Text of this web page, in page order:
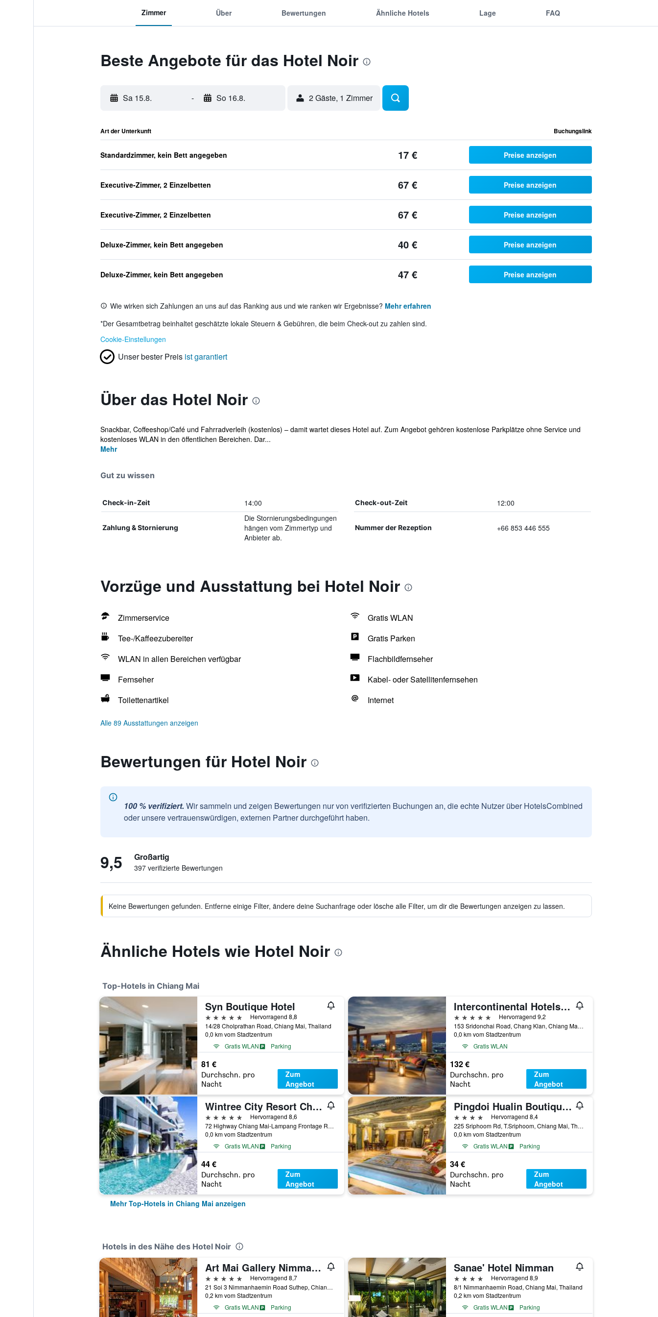
Zimmer Über Bewertungen Ähnliche Hotels Lage FAQ
Beste Angebote für das Hotel Noir
Sa 15.8. - So 16.8. 2 Gäste, 1 Zimmer
Art der Unterkunft Buchungslink
Standardzimmer, kein Bett angegeben 17 € Preise anzeigen
Executive-Zimmer, 2 Einzelbetten 67 € Preise anzeigen
Executive-Zimmer, 2 Einzelbetten 67 € Preise anzeigen
Deluxe-Zimmer, kein Bett angegeben 40 € Preise anzeigen
Deluxe-Zimmer, kein Bett angegeben 47 € Preise anzeigen
Wie wirken sich Zahlungen an uns auf das Ranking aus und wie ranken wir Ergebnisse? Mehr erfahren
*Der Gesamtbetrag beinhaltet geschätzte lokale Steuern & Gebühren, die beim Check-out zu zahlen sind.
Cookie-Einstellungen
Unser bester Preis ist garantiert
Über das Hotel Noir
Snackbar, Coffeeshop/Café und Fahrradverleih (kostenlos) – damit wartet dieses Hotel auf. Zum Angebot gehören kostenlose Parkplätze ohne Service und
kostenloses WLAN in den öffentlichen Bereichen. Dar...
Mehr
Gut zu wissen
Check-in-Zeit 14:00 Check-out-Zeit 12:00
Zahlung & Stornierung
Die Stornierungsbedingungen
hängen vom Zimmertyp und
Anbieter ab.
Nummer der Rezeption +66 853 446 555
Vorzüge und Ausstattung bei Hotel Noir
Zimmerservice
Gratis WLAN
Tee-/Kaffeezubereiter
Gratis Parken
WLAN in allen Bereichen verfügbar
Flachbildfernseher
Fernseher
Kabel- oder Satellitenfernsehen
Toilettenartikel
Internet
Alle 89 Ausstattungen anzeigen
Bewertungen für Hotel Noir
100 % verifiziert. Wir sammeln und zeigen Bewertungen nur von verifizierten Buchungen an, die echte Nutzer über HotelsCombined
oder unsere vertrauenswürdigen, externen Partner durchgeführt haben.
9,5 Großartig
397 verifizierte Bewertungen
Keine Bewertungen gefunden. Entferne einige Filter, ändere deine Suchanfrage oder lösche alle Filter, um dir die Bewertungen anzeigen zu lassen.
Ähnliche Hotels wie Hotel Noir
Top-Hotels in Chiang Mai
Syn Boutique Hotel
5 Sterne
Hervorragend 8,8
14/28 Cholprathan Road, Chiang Mai, Thailand
0,0 km vom Stadtzentrum
Gratis WLAN
Parking
81 €
Durchschn. pro
Nacht
Zum
Angebot
Intercontinental Hotels Chiang Mai The Mae Ping By IHG
5 Sterne
Hervorragend 9,2
153 Sridonchai Road, Chang Klan, Chiang Mai, Thailand
0,0 km vom Stadtzentrum
Gratis WLAN
132 €
Durchschn. pro
Nacht
Zum
Angebot
Wintree City Resort Chiang Mai
5 Sterne
Hervorragend 8,6
72 Highway Chiang Mai-Lampang Frontage Road, Chiang Mai, Thailand
0,0 km vom Stadtzentrum
Gratis WLAN
Parking
44 €
Durchschn. pro
Nacht
Zum
Angebot
Pingdoi Hualin Boutique Hotel
4 Sterne
Hervorragend 8,4
225 Sriphoom Rd, T.Sriphoom, Chiang Mai, Thailand
0,0 km vom Stadtzentrum
Gratis WLAN
Parking
34 €
Durchschn. pro
Nacht
Zum
Angebot
Mehr Top-Hotels in Chiang Mai anzeigen
Hotels in des Nähe des Hotel Noir
Art Mai Gallery Nimman Hotel
5 Sterne
Hervorragend 8,7
21 Soi 3 Nimmanhaemin Road Suthep, Chiang Mai, Thailand
0,2 km vom Stadtzentrum
Gratis WLAN
Parking
Sanae' Hotel Nimman
4 Sterne
Hervorragend 8,9
8/1 Nimmanhaemin Road, Chiang Mai, Thailand
0,2 km vom Stadtzentrum
Gratis WLAN
Parking